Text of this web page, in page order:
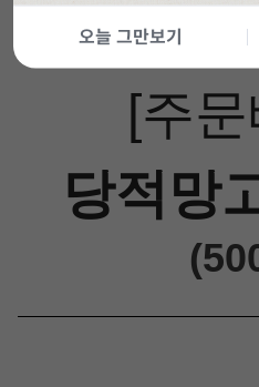
오늘 그만보기
[주
당적망